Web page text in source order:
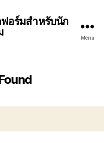
อร์มสำหรับนัก
Menu